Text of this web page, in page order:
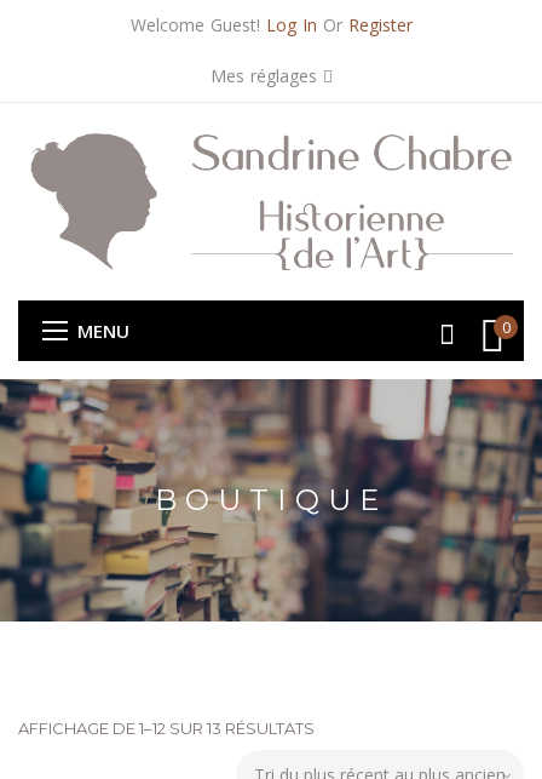
Welcome Guest! Log In Or Register
Mes réglages
MENU 0
BOUTIQUE
AFFICHAGE DE 1–12 SUR 13 RÉSULTATS